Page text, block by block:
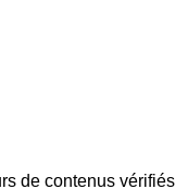
de contenus vérifiés